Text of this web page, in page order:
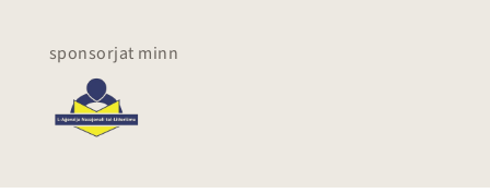
sponsorjat minn